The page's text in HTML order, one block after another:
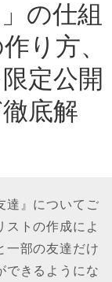
の仕組
り方、
定公開
底解
達』についてご
トの作成によ
一部の友達だけ
できるようにな